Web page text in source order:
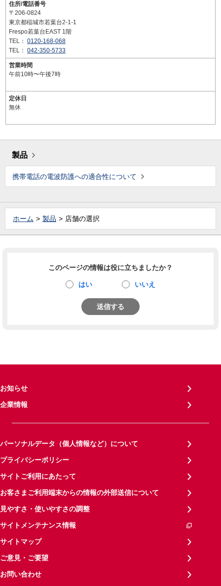
住所/電話番号
〒206-0824
東京都稲城市若葉台2-1-1
Frespo若葉台EAST 1階
TEL： 0120-168-068
TEL： 042-350-5733
営業時間
午前10時〜午後7時
定休日
無休
製品
携帯電話の電波防護への適合性について
ホーム 製品 店舗の選択
このページの情報は役に立ちましたか？
はい いいえ
送信する
お知らせ
企業情報
パーソナルデータ（個人情報など）について
プライバシーポリシー
サイトご利用にあたって
お客さまご利用端末からの情報の外部送信について
見やすさ・使いやすさの調整
サイトメンテナンス情報
サイトマップ
ご意見・ご要望
お問い合わせ